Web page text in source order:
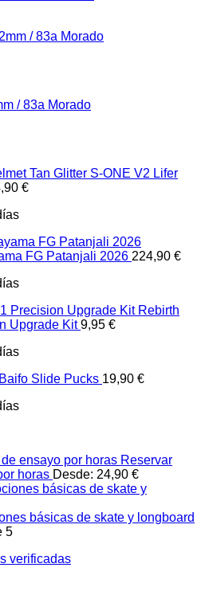
/ 83a Morado
S-ONE V2 Lifer
€
FG Patanjali 2026 224,90 €
Rebirth
Upgrade Kit 9,95 €
Baifo Slide Pucks 19,90 €
Reservar
horas Desde: 24,90 €
básicas de skate y longboard
5
verificadas